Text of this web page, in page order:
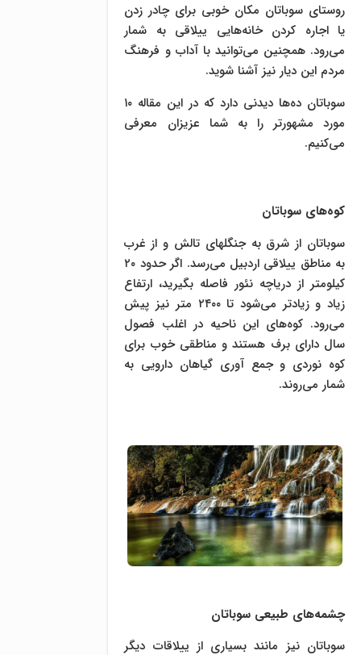
روستای سوباتان مکان خوبی برای چادر زدن
یا اجاره کردن خانه‌هایی ییلاقی به شمار
می‌رود. همچنین می‌توانید با آداب و فرهنگ
مردم این دیار نیز آشنا شوید.
سوباتان ده‌ها دیدنی دارد که در این مقاله ۱۰
مورد مشهورتر را به شما عزیزان معرفی
می‌کنیم.
کوه‌های سوباتان
سوباتان از شرق به جنگلهای تالش و از غرب
به مناطق ییلاقی اردبیل می‌رسد. اگر حدود ۲۰
کیلومتر از دریاچه نئور فاصله بگیرید، ارتفاع
زیاد و زیادتر می‌شود تا ۲۴۰۰ متر نیز پیش
می‌رود. کوه‌های این ناحیه در اغلب فصول
سال دارای برف هستند و مناطقی خوب برای
کوه نوردی و جمع آوری گیاهان دارویی به
شمار می‌روند.
چشمه‌های طبیعی سوباتان
سوباتان نیز مانند بسیاری از ییلاقات دیگر